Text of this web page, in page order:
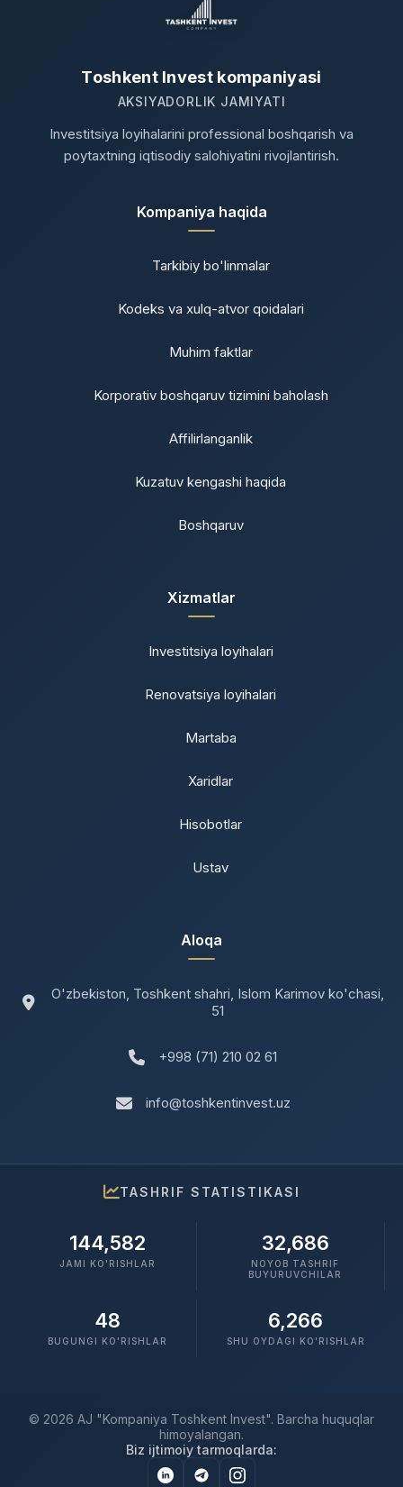
Toshkent Invest kompaniyasi
AKSIYADORLIK JAMIYATI
Investitsiya loyihalarini professional boshqarish va
poytaxtning iqtisodiy salohiyatini rivojlantirish.
Kompaniya haqida
Tarkibiy bo'linmalar
Kodeks va xulq-atvor qoidalari
Muhim faktlar
Korporativ boshqaruv tizimini baholash
Affilirlanganlik
Kuzatuv kengashi haqida
Boshqaruv
Xizmatlar
Investitsiya loyihalari
Renovatsiya loyihalari
Martaba
Xaridlar
Hisobotlar
Ustav
Aloqa
O'zbekiston, Toshkent shahri, Islom Karimov ko'chasi,
51
+998 (71) 210 02 61
info@toshkentinvest.uz
TASHRIF STATISTIKASI
144,582
JAMI KO'RISHLAR
32,686
NOYOB TASHRIF
BUYURUVCHILAR
48
BUGUNGI KO'RISHLAR
6,266
SHU OYDAGI KO'RISHLAR
© 2026 AJ "Kompaniya Toshkent Invest". Barcha huquqlar
himoyalangan.
Biz ijtimoiy tarmoqlarda: